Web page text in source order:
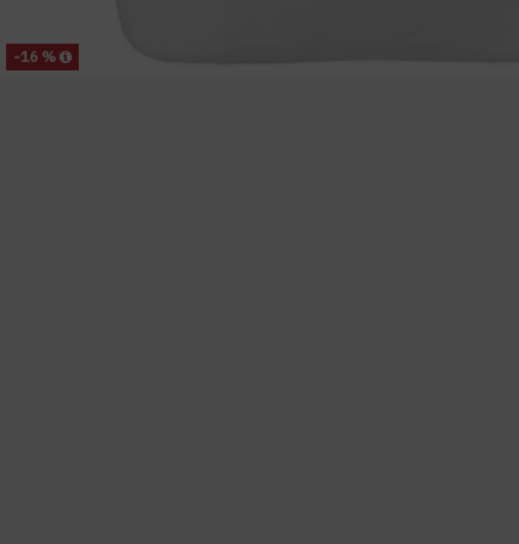
-16 %